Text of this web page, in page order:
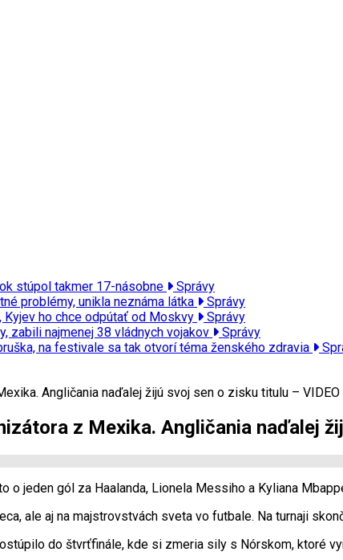
stúpol takmer 17-násobne
Správy
problémy, unikla neznáma látka
Správy
ho chce odpútať od Moskvy
Správy
zabili najmenej 38 vládnych vojakov
Správy
na festivale sa tak otvorí téma ženského zdravia
Angličania naďalej žijú svoj sen o zisku titulu – VIDEO
z Mexika. Angličania naďalej
o jeden gól za Haalanda, Lionela Messiho a Kyliana
ale aj na majstrovstvách sveta vo futbale. Na turnaji
do štvrťfinále, kde si zmeria sily s Nórskom, ktoré